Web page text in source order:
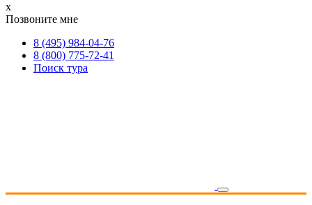
х
Позвоните мне
8 (495) 984-04-76
8 (800) 775-72-41
Поиск тура